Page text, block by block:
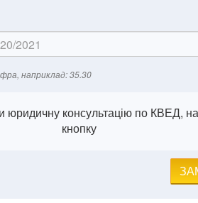
наприклад: 35.30
юридичну консультацію по КВЕД,
кнопку